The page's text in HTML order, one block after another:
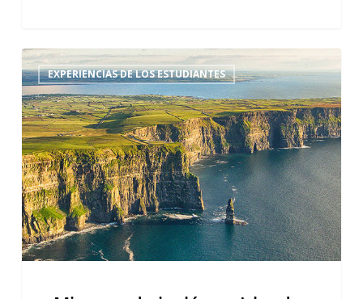
Mi
curso
de
inglés
en
Irlanda,
la
isla
esmeralda
EXPERIENCIAS DE LOS ESTUDIANTES